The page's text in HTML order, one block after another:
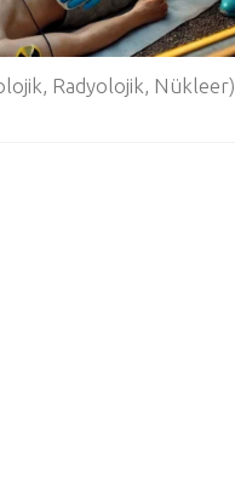
Radyolojik, Nükleer)